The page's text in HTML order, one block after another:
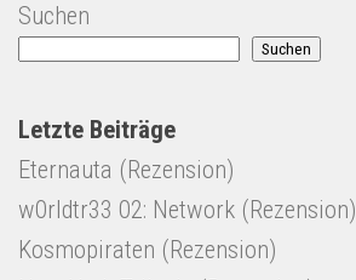
Suchen
Suchen
Letzte Beiträge
Eternauta (Rezension)
w0rldtr33 02: Network (Rezension)
Kosmopiraten (Rezension)